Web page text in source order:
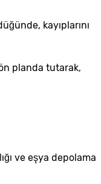
kayıplarını
planda tutarak,
ve eşya depolama